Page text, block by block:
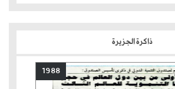
ذاكرة الجزيرة
1988